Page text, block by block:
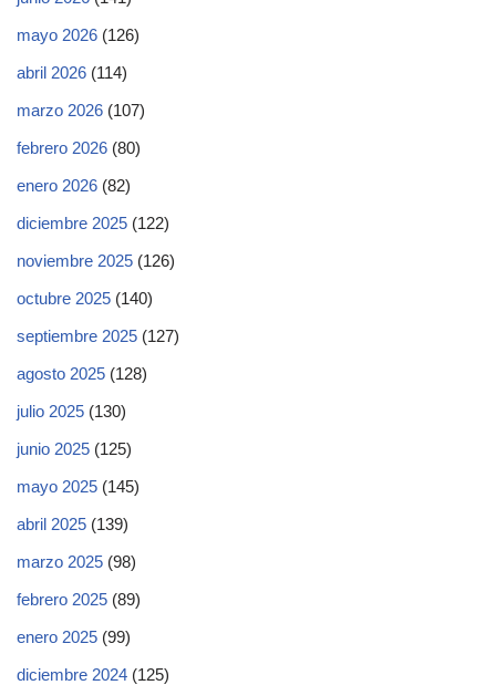
mayo 2026 (126)
abril 2026 (114)
marzo 2026 (107)
febrero 2026 (80)
enero 2026 (82)
diciembre 2025 (122)
noviembre 2025 (126)
octubre 2025 (140)
septiembre 2025 (127)
agosto 2025 (128)
julio 2025 (130)
junio 2025 (125)
mayo 2025 (145)
abril 2025 (139)
marzo 2025 (98)
febrero 2025 (89)
enero 2025 (99)
diciembre 2024 (125)